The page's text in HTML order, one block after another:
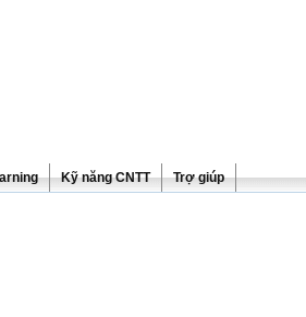
Kỹ năng CNTT Trợ giúp